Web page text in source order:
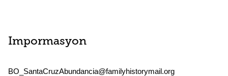
Impormasyon
BO_SantaCruzAbundancia@familyhistorymail.org